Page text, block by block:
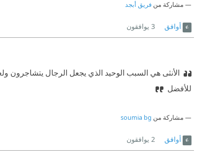
مشاركة منفريق أبجد
أوافق 3 يوافقون
الأنثى هي السبب الوحيد الذي يجعل الرجال يتشاجرون
للأفضل
مشاركة من soumia bg
أوافق 2 يوافقون